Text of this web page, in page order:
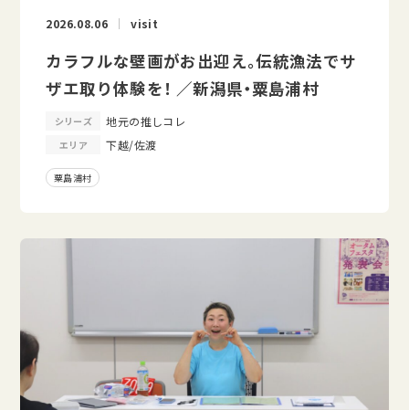
2026.08.06 visit
カラフルな壁画がお出迎え。伝統漁法でサ
ザエ取り体験を！ ／新潟県・粟島浦村
シリーズ 地元の推しコレ
エリア 下越/佐渡
粟島浦村